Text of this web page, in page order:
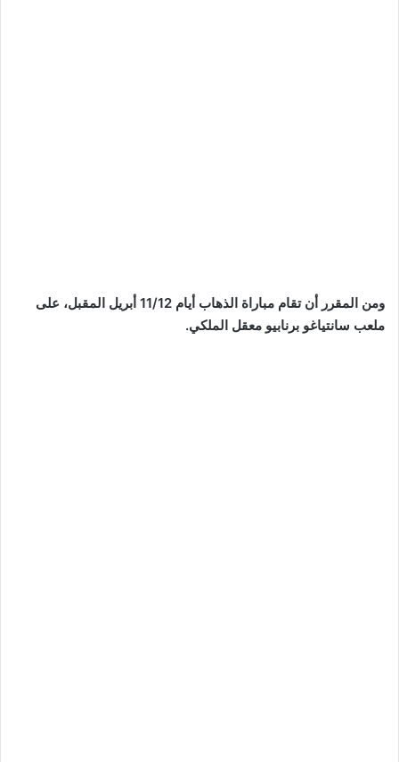
ومن المقرر أن تقام مباراة الذهاب أيام 11/12 أبريل المقبل، على
ملعب سانتياغو برنابيو معقل الملكي.